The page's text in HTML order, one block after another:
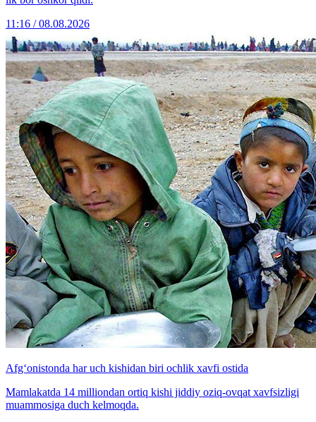
11:16 / 08.08.2026
Afg‘onistonda har uch kishidan biri ochlik xavfi ostida
Mamlakatda 14 milliondan ortiq kishi jiddiy oziq-ovqat xavfsizligi
muammosiga duch kelmoqda.